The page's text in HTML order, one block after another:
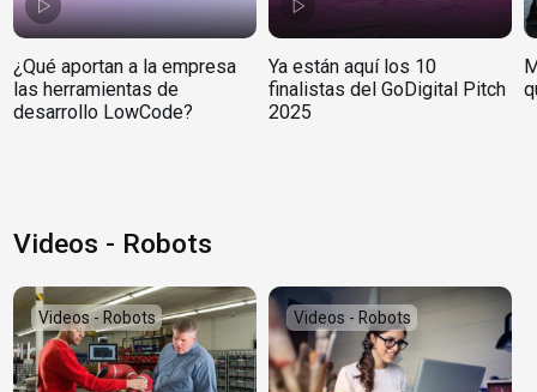
¿Qué aportan a la empresa
las herramientas de
desarrollo LowCode?
Ya están aquí los 10
finalistas del GoDigital Pitch
2025
Videos - Robots
Videos - Robots Videos - Robots